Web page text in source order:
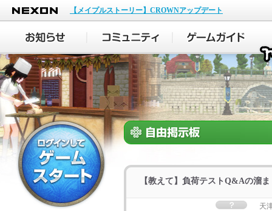
NEXON
【メイプルストーリー】CROWNアップデート
【教えて】負荷テストQ&Aの溜
天